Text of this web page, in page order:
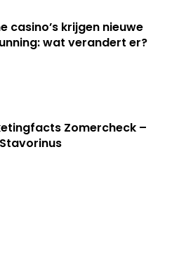
casino’s krijgen nieuwe
wat verandert er?
Zomercheck –